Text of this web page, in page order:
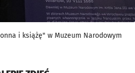
i książę" w Muzeum Narodowym